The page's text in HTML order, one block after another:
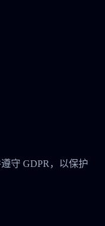
守 GDPR，以保护